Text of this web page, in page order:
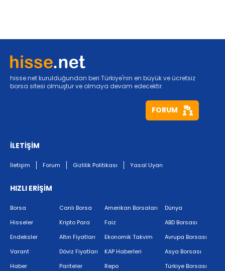
hisse.net kurulduğundan beri Türkiye'nin en büyük ve ücretsiz
borsa sitesi olmuştur ve olmaya devam edecektir.
FORUM
İLETİŞİM
İletişim Forum Gizlilik Politikası Yasal Uyarı
HIZLI ERİŞİM
Borsa
Hisseler
Endeksler
Varant
Haber
Canlı Borsa
Kripto Para
Altın Fiyatları
Döviz Fiyatları
Pariteler
Amerikan Borsaları
Faiz
Ekonomik Takvim
KAP Haberleri
Repo
Dünya
ABD Borsası
Avrupa Borsası
Asya Borsası
Türkiye Borsası